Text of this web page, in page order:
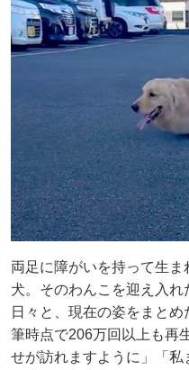
両足に障がいを持って生
犬。そのわんこを迎え入
日々と、現在の姿をまと
筆時点で206万回以上も再
せが訪れますように」「